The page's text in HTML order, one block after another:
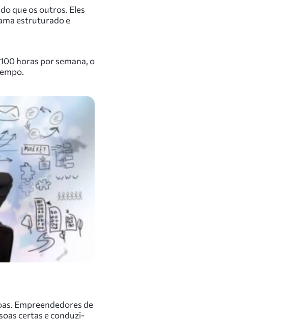
que os outros. Eles
estruturado e
horas por semana, o
Empreendedores de
certas e conduzi-